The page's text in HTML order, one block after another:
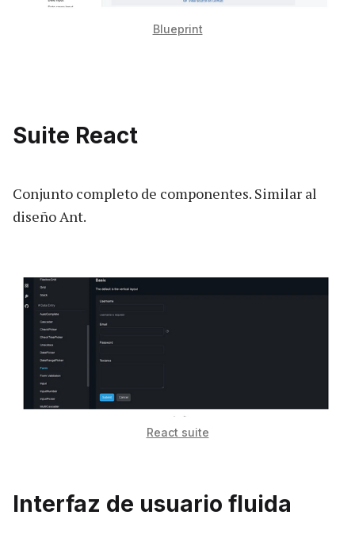
Blueprint
Suite React
Conjunto completo de componentes. Similar al
diseño Ant.
React suite
Interfaz de usuario fluida